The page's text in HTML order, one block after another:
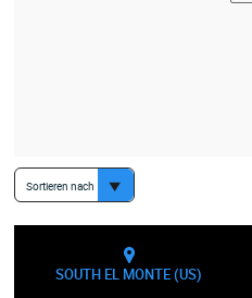
Sortieren nach
SOUTH EL MONTE (US)